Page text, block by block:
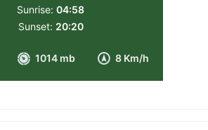
1014 mb 8 Km/h
Sunrise: 04:58
Sunset: 20:20